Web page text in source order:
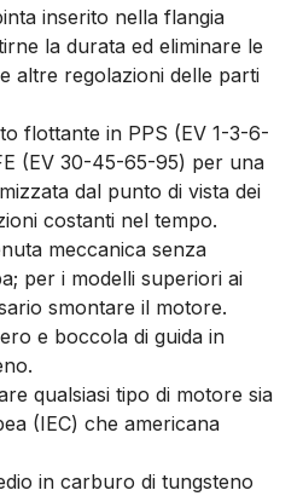
inserito nella flangia
la durata ed eliminare le
altre regolazioni delle parti
flottante in PPS (EV 1-3-6-
(EV 30-45-65-95) per una
dal punto di vista dei
costanti nel tempo.
meccanica senza
per i modelli superiori ai
smontare il motore.
e boccola di guida in
qualsiasi tipo di motore sia
(IEC) che americana
in carburo di tungsteno